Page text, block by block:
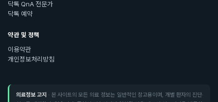
닥톡 QnA 전문가
닥톡 예약
약관 및 정책
이용약관
개인정보처리방침
의료정보 고지 · 본 사이트의 모든 의료 정보는 일반적인 참고용이며, 개별 환자의 진단·